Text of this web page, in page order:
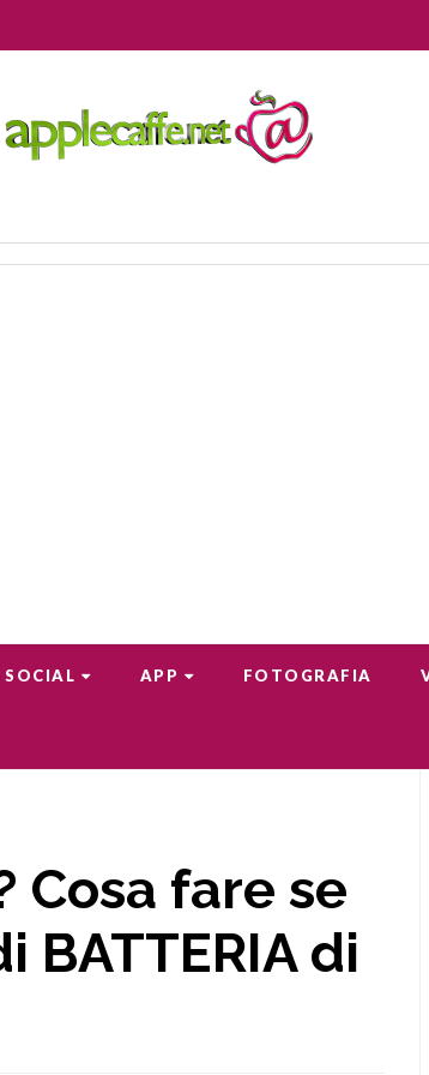
SOCIAL APP FOTOGRAFIA
Cosa fare se
BATTERIA di